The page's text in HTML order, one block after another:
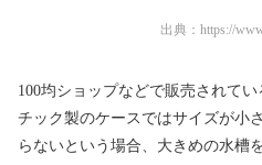
出典： https://
100均ショップなどで販売されて
チック製のケースではサイズが小
らないという場合、大きめの水槽